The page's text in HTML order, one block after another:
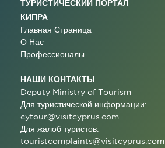
ТУРИСТИЧЕСКИЙ ПОРТАЛ
КИПРА
Главная Страница
О Нас
Профессионалы
НАШИ КОНТАКТЫ
Deputy Ministry of Tourism
Для туристической информации:
cytour@visitcyprus.com
Для жалоб туристов:
touristcomplaints@visitcyprus.com